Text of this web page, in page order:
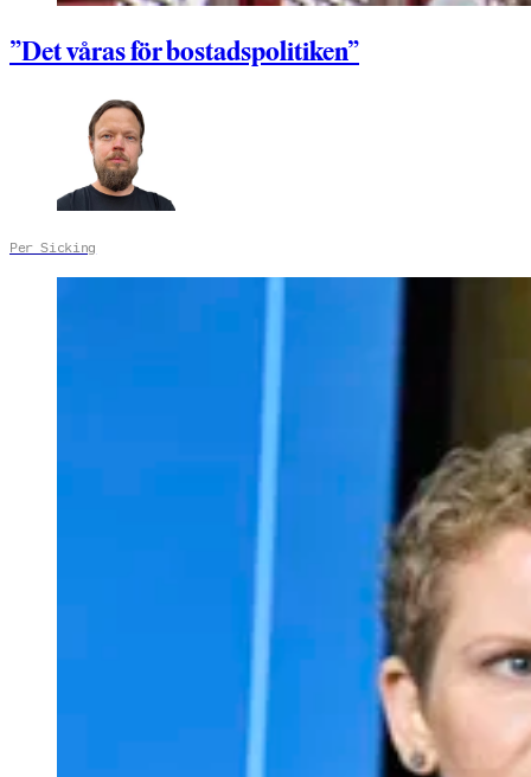
”Det våras för bostadspolitiken”
Per Sicking